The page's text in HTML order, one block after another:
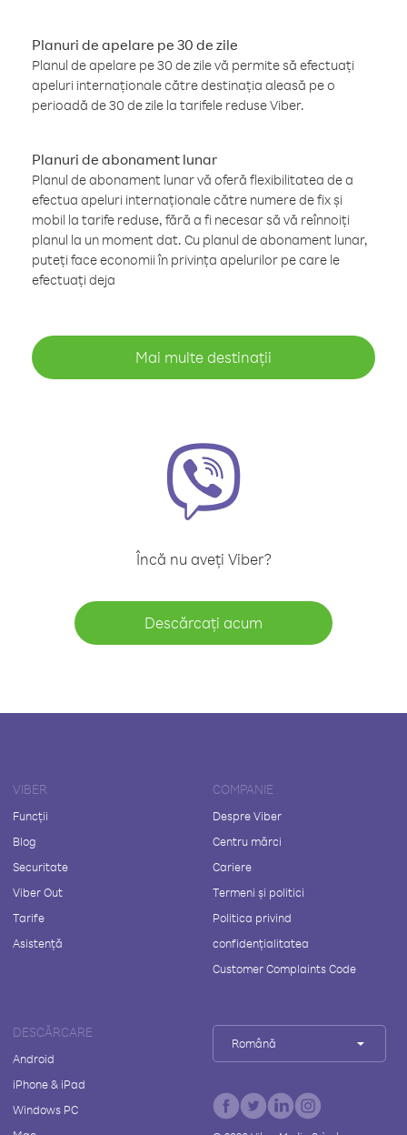
Planuri de apelare pe 30 de zile
Planul de apelare pe 30 de zile vă permite să efectuați
apeluri internaționale către destinația aleasă pe o
perioadă de 30 de zile la tarifele reduse Viber.
Planuri de abonament lunar
Planul de abonament lunar vă oferă flexibilitatea de a
efectua apeluri internaționale către numere de fix și
mobil la tarife reduse, fără a fi necesar să vă reînnoiți
planul la un moment dat. Cu planul de abonament lunar,
puteți face economii în privința apelurilor pe care le
efectuați deja
Mai multe destinații
Încă nu aveți Viber?
Descărcați acum
VIBER
Funcții
Blog
Securitate
Viber Out
Tarife
Asistență
COMPANIE
Despre Viber
Centru mărci
Cariere
Termeni și politici
Politica privind
confidențialitatea
Customer Complaints Code
DESCĂRCARE
Android
iPhone & iPad
Windows PC
Română